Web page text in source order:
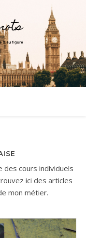
des cours individuels
ici des articles
mon métier.